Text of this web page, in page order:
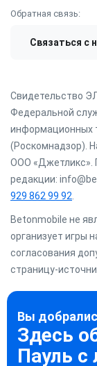
Обратная связь:
Связаться с
Свидетельство
Федеральной
информационных
(Роскомнадзор).
ООО «Джетликс».
редакции:
929 862 99 92
Betonmobile не
организует игры
согласования
страницу-